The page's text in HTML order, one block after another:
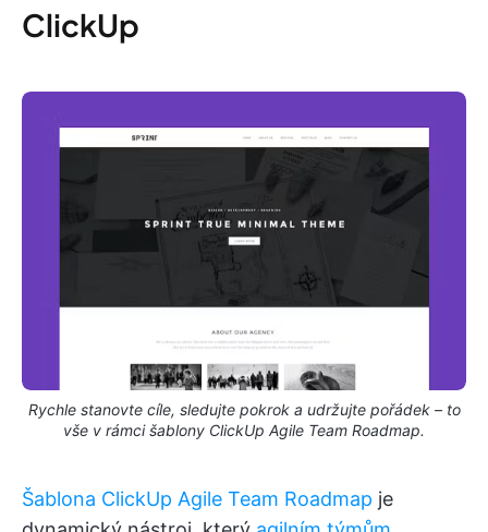
ClickUp
Rychle stanovte cíle, sledujte pokrok a udržujte pořádek – to
vše v rámci šablony ClickUp Agile Team Roadmap.
Šablona ClickUp Agile Team Roadmap je